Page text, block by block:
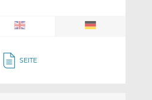
SEITE